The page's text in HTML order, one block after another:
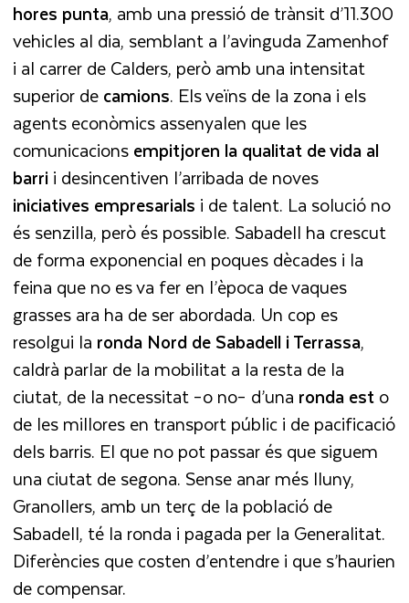
hores punta, amb una pressió de trànsit d’11.300
vehicles al dia, semblant a l’avinguda Zamenhof
i al carrer de Calders, però amb una intensitat
superior decamions. Els veïns de la zona i els
agents econòmics assenyalen que les
comunicacionsempitjoren la qualitat de vida al
barrii desincentiven l’arribada de noves
iniciatives empresarials i de talent. La solució no
és senzilla, però és possible. Sabadell ha crescut
de forma exponencial en poques dècades i la
feina que no es va fer en l’època de vaques
grasses ara ha de ser abordada. Un cop es
resolgui la ronda Nord de Sabadell i Terrassa,
caldrà parlar de la mobilitat a la resta de la
ciutat, de la necessitat –o no– d’una ronda esto
de les millores en transport públic i de pacificació
dels barris. El que no pot passar és que siguem
una ciutat de segona. Sense anar més lluny,
Granollers, amb un terç de la població de
Sabadell, té la ronda i pagada per la Generalitat.
Diferències que costen d’entendre i que s’haurien
de compensar.